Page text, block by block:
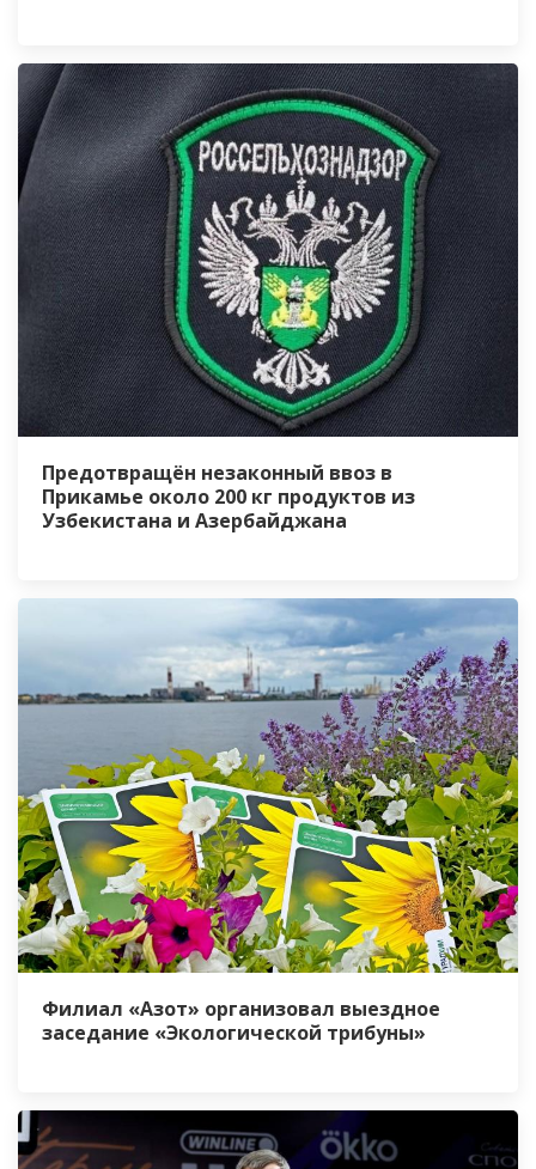
Предотвращён незаконный ввоз в
Прикамье около 200 кг продуктов из
Узбекистана и Азербайджана
Филиал «Азот» организовал выездное
заседание «Экологической трибуны»